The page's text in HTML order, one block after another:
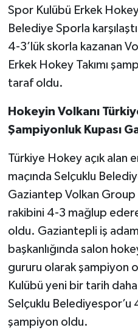
Spor Kulübü Erkek Hokey
Belediye Sporla
4-3’lük skorla kazanan
Erkek Hokey Takımı
taraf oldu.
Hokeyin Volkanı
Şampiyonluk Kupası
Türkiye Hokey açık alan
maçında Selçuklu
Gaziantep Volkan Group
rakibini 4-3 mağlup
oldu. Gaziantepli iş
başkanlığında salon
gururu olarak şampiyon
Kulübü yeni bir tarih
Selçuklu
şampiyon oldu.
Spor
Teknoloji
Türkiye
Yaşam
Yeme-İçme
Yemek